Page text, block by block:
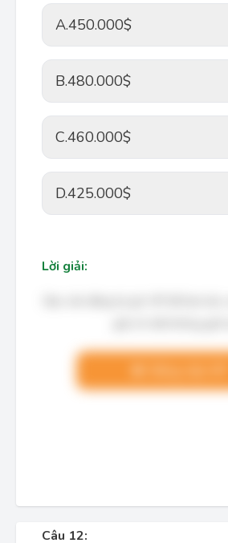
A.450.000$
B.480.000$
C.460.000$
D.425.000$
Lời giải:
Câu 12: